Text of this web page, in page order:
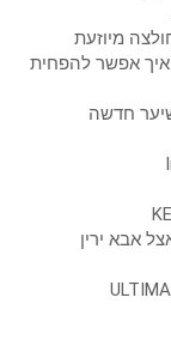
אפשר להפחית
חדשה
אבא ירין